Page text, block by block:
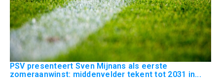
PSV presenteert Sven Mijnans als eerste
zomeraanwinst: middenvelder tekent tot 2031 in...